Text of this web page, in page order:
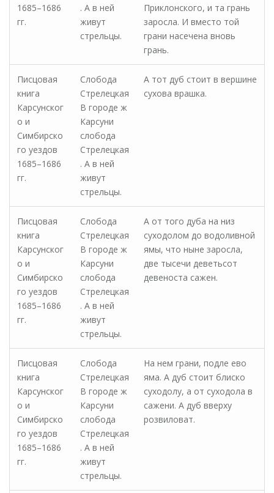
1685–1686
гг.
. А в ней
живут
стрельцы.
Приклонского, и та грань
заросла. И вместо той
грани насечена вновь
грань.
Писцовая
книга
Карсунског
о и
Симбирско
го уездов
1685–1686
гг.
Слобода
Стрелецкая
В городе ж
Карсуни
слобода
Стрелецкая
. А в ней
живут
стрельцы.
А тот дуб стоит в вершине
сухова врашка.
Писцовая
книга
Карсунског
о и
Симбирско
го уездов
1685–1686
гг.
Слобода
Стрелецкая
В городе ж
Карсуни
слобода
Стрелецкая
. А в ней
живут
стрельцы.
А от того дуба на низ
суходолом до водоливной
ямы, что ныне заросла,
две тысечи деветьсот
девеноста сажен.
Писцовая
книга
Карсунског
о и
Симбирско
го уездов
1685–1686
гг.
Слобода
Стрелецкая
В городе ж
Карсуни
слобода
Стрелецкая
. А в ней
живут
стрельцы.
На нем грани, подле ево
яма. А дуб стоит блиско
суходолу, а от суходола в
сажени. А дуб вверху
розвиловат.